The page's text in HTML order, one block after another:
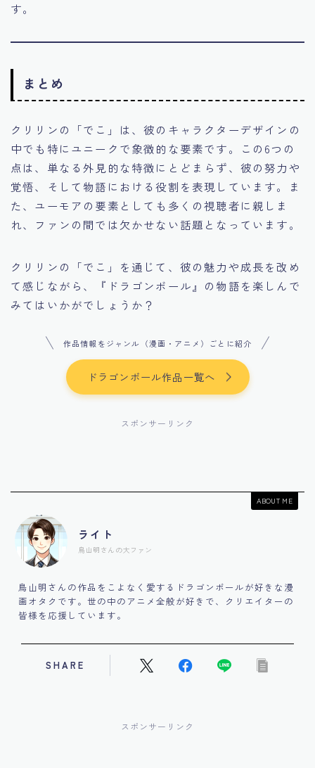
す。
まとめ
クリリンの「でこ」は、彼のキャラクターデザインの
中でも特にユニークで象徴的な要素です。この6つの
点は、単なる外見的な特徴にとどまらず、彼の努力や
覚悟、そして物語における役割を表現しています。ま
た、ユーモアの要素としても多くの視聴者に親しま
れ、ファンの間では欠かせない話題となっています。
クリリンの「でこ」を通じて、彼の魅力や成長を改め
て感じながら、『ドラゴンボール』の物語を楽しんで
みてはいかがでしょうか？
作品情報をジャンル（漫画・アニメ）ごとに紹介
ドラゴンボール作品一覧へ
スポンサーリンク
ABOUT ME
ライト
鳥山明さんの大ファン
鳥山明さんの作品をこよなく愛するドラゴンボールが好きな漫
画オタクです。世の中のアニメ全般が好きで、クリエイターの
皆様を応援しています。
SHARE
スポンサーリンク